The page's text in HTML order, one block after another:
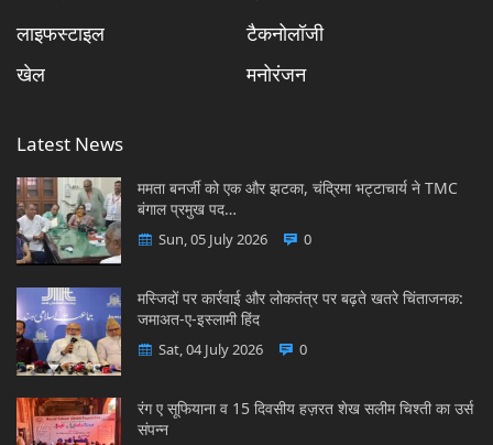
लाइफस्टाइल
टैकनोलॉजी
खेल
मनोरंजन
Latest News
ममता बनर्जी को एक और झटका, चंद्रिमा भट्टाचार्य ने TMC
बंगाल प्रमुख पद…
Sun, 05 July 2026 0
मस्जिदों पर कार्रवाई और लोकतंत्र पर बढ़ते खतरे चिंताजनक:
जमाअत-ए-इस्लामी हिंद
Sat, 04 July 2026 0
रंग ए सूफियाना व 15 दिवसीय हज़रत शेख सलीम चिश्ती का उर्स
संपन्न